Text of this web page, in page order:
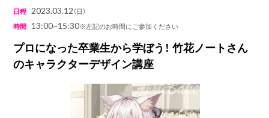
日程 2023.03.12（日）
時間 13:00~15:30※左記のお時間にご参加ください
プロになった卒業生から学ぼう！ 竹花ノートさん
のキャラクターデザイン講座